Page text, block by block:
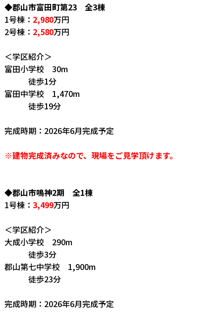
◆郡山市富田町第23 全3棟
1号棟： 2,980万円
2号棟： 2,580万円
＜学区紹介＞
富田小学校 30m
徒歩1分
富田中学校 1,470m
徒歩19分
完成時期：2026年6月完成予定
※建物完成済みなので、現場をご見学頂けます。
◆郡山市鳴神2期 全1棟
1号棟： 3,499万円
＜学区紹介＞
大成小学校 290m
徒歩3分
郡山第七中学校 1,900m
徒歩23分
完成時期：2026年6月完成予定